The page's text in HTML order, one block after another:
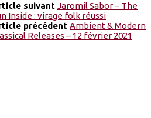
suivant Jaromil Sabor – The
Inside : virage folk réussi
précédent Ambient & Modern
Releases – 12 février 2021